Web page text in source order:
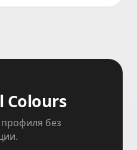
Colours
без